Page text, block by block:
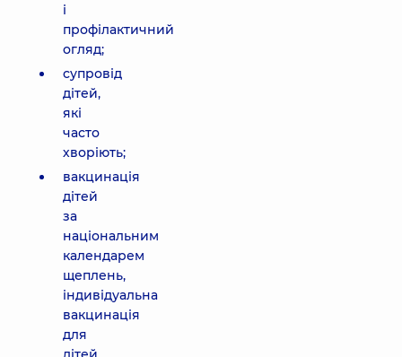
і
профілактичний
огляд;
супровід
дітей,
які
часто
хворіють;
вакцинація
дітей
за
національним
календарем
щеплень,
індивідуальна
вакцинація
для